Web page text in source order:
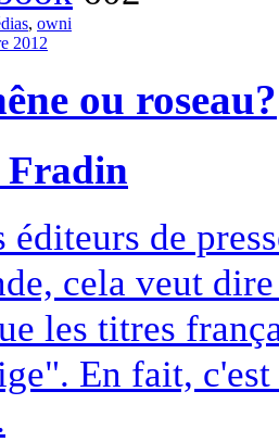
, owni
2012
ou roseau?
Fradin
éditeurs de
cela veut
les titres
En fait,